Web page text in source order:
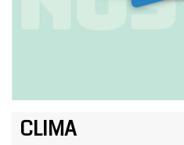
CLIMA